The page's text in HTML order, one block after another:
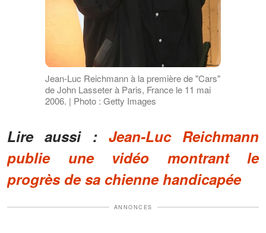
Jean-Luc Reichmann à la première de "Cars"
de John Lasseter à Paris, France le 11 mai
2006. | Photo : Getty Images
Lire aussi : Jean-Luc Reichmann
publie une vidéo montrant le
progrès de sa chienne handicapée
ANNONCES